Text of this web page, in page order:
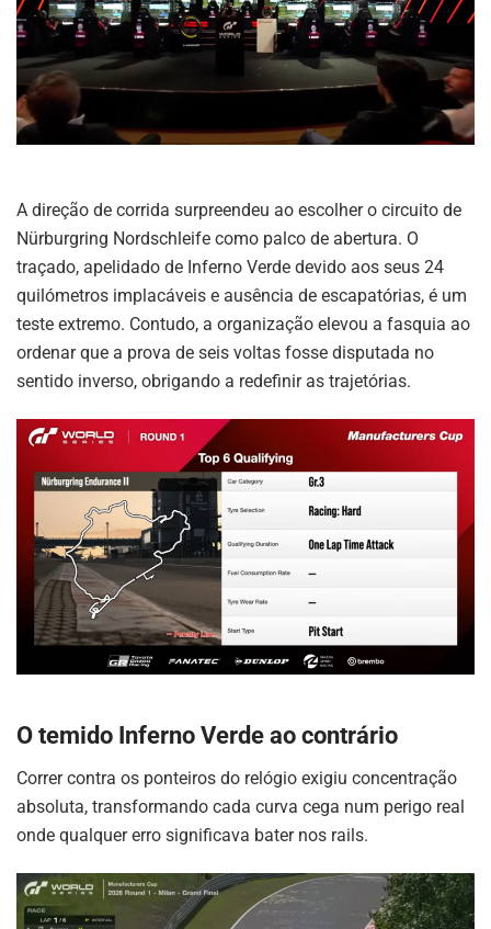
A direção de corrida surpreendeu ao escolher o circuito de
Nürburgring Nordschleife como palco de abertura. O
traçado, apelidado de Inferno Verde devido aos seus 24
quilómetros implacáveis e ausência de escapatórias, é um
teste extremo. Contudo, a organização elevou a fasquia ao
ordenar que a prova de seis voltas fosse disputada no
sentido inverso, obrigando a redefinir as trajetórias.
O temido Inferno Verde ao contrário
Correr contra os ponteiros do relógio exigiu concentração
absoluta, transformando cada curva cega num perigo real
onde qualquer erro significava bater nos rails.